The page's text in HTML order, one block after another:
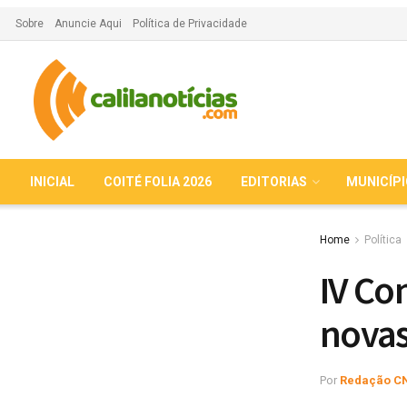
Sobre Anuncie Aqui Política de Privacidade
INICIAL COITÉ FOLIA 2026 EDITORIAS
Home Política
IV
Por Redação